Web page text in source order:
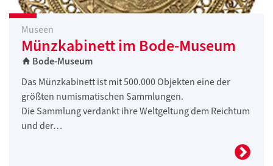
Museen
Münzkabinett im Bode-Museum
Bode-Museum
Das Münzkabinett ist mit 500.000 Objekten eine der
größten numismatischen Sammlungen.
Die Sammlung verdankt ihre Weltgeltung dem Reichtum
und der…